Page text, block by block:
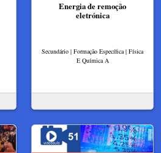
Energia de remoção
eletrónica
Secundário | Formação Específica | Física
E Química A